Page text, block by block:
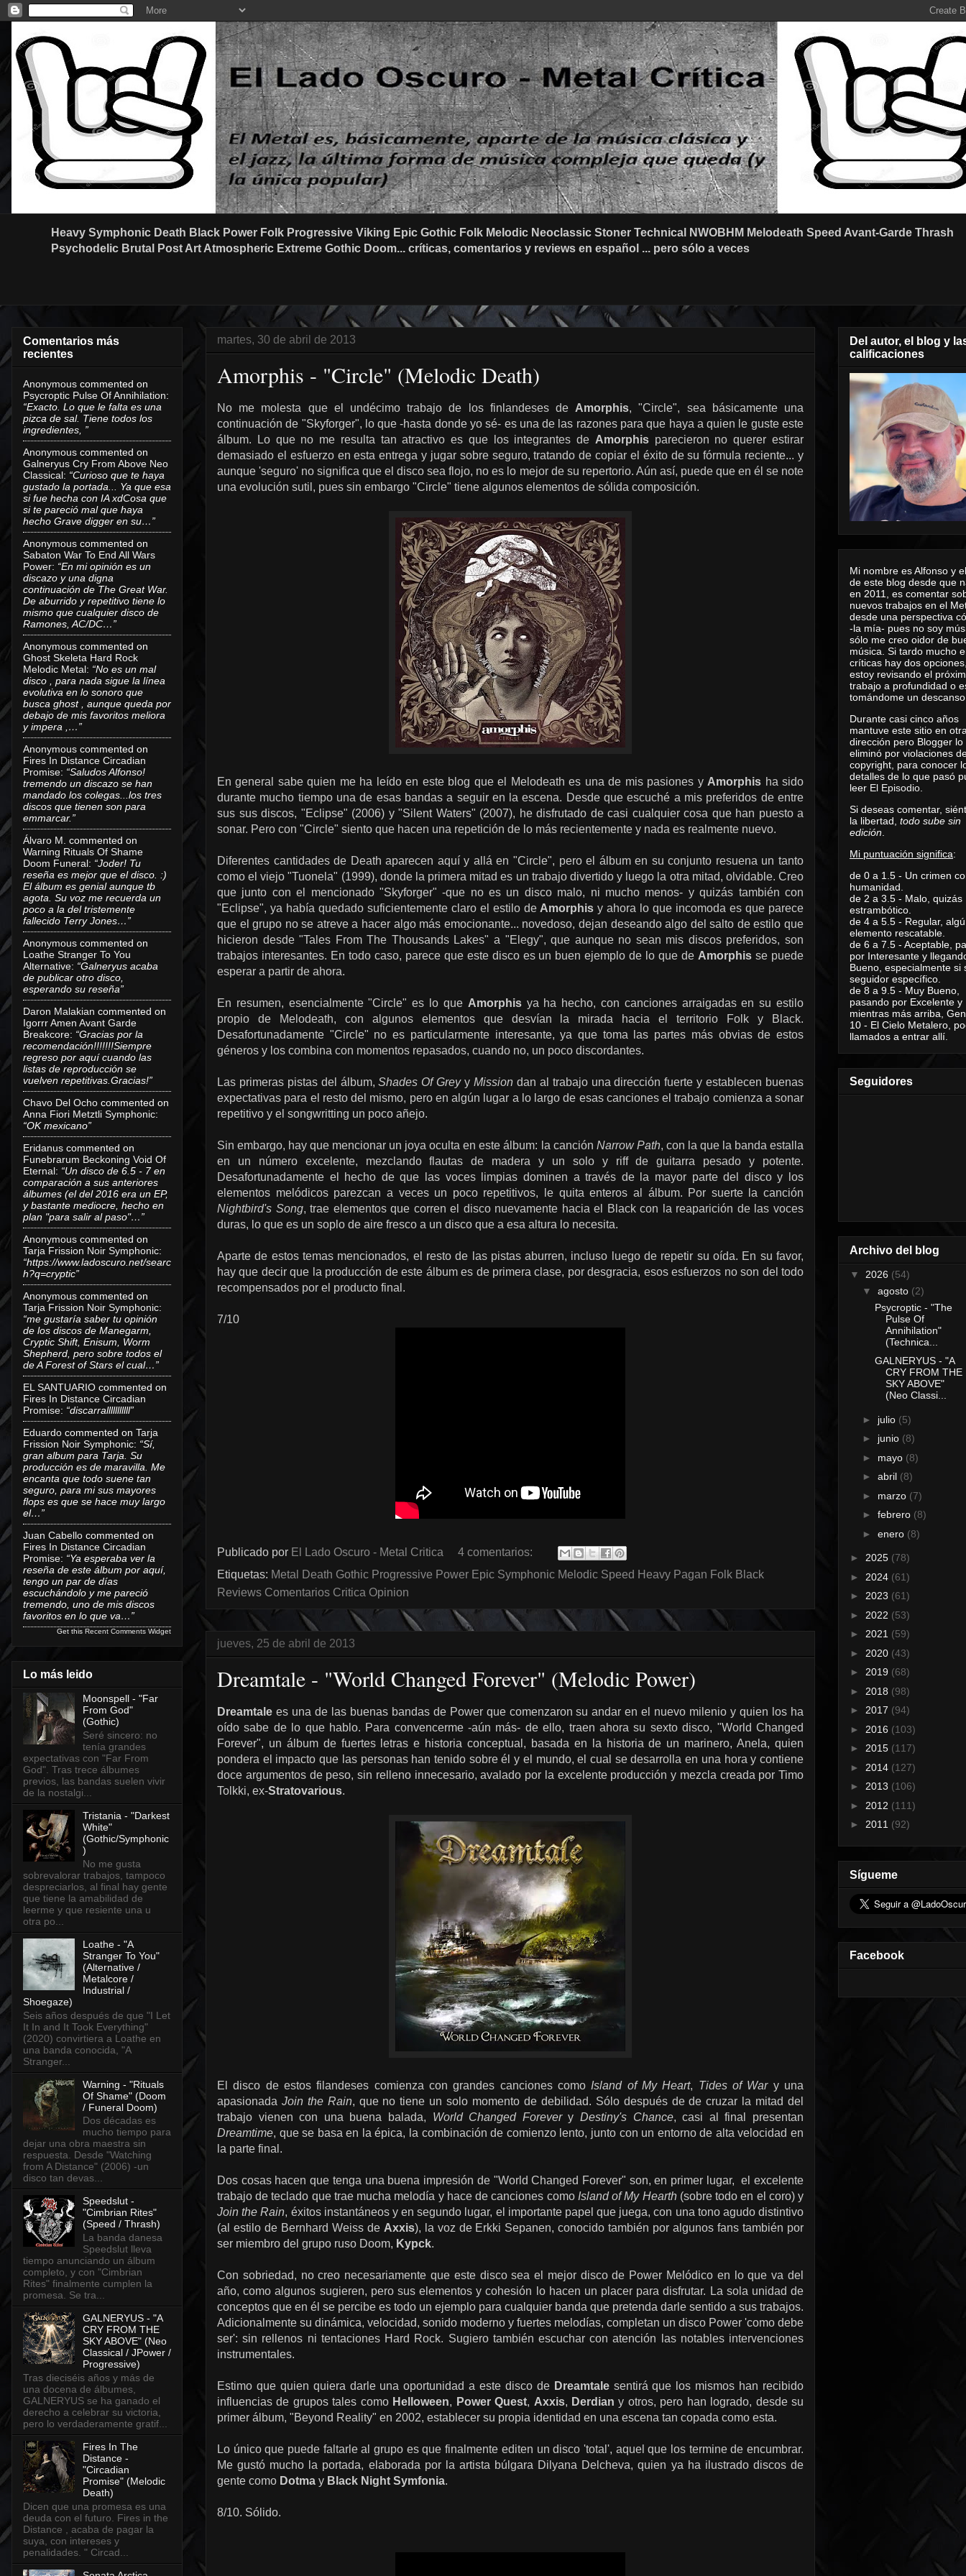
Heavy Symphonic Death Black Power Folk Progressive Viking Epic Gothic Folk Melodic Neoclassic Stoner Technical NWOBHM Melodeath Speed Avant-Garde Thrash
Psychodelic Brutal Post Art Atmospheric Extreme Gothic Doom... críticas, comentarios y reviews en español ... pero sólo a veces
martes, 30 de abril de 2013
Amorphis - "Circle" (Melodic Death)
No me molesta que el undécimo trabajo de los finlandeses de Amorphis, "Circle", sea básicamente una
continuación de "Skyforger", lo que -hasta donde yo sé- es una de las razones para que haya a quien le guste este
álbum. Lo que no me resulta tan atractivo es que los integrantes de Amorphisparecieron no querer estirar
demasiado el esfuerzo en esta entrega y jugar sobre seguro, tratando de copiar el éxito de su fórmula reciente... y
aunque 'seguro' no significa que el disco sea flojo, no es lo mejor de su repertorio. Aún así, puede que en él se note
una evolución sutil, pues sin embargo "Circle" tiene algunos elementos de sólida composición.
En general sabe quien me ha leído en este blog que el Melodeath es una de mis pasiones y Amorphis ha sido
durante mucho tiempo una de esas bandas a seguir en la escena. Desde que escuché a mis preferidos de entre
sus sus discos, "Eclipse" (2006) y "Silent Waters" (2007), he disfrutado de casi cualquier cosa que han puesto a
sonar. Pero con "Circle" siento que hacen una repetición de lo más recientemente y nada es realmente nuevo.
Diferentes cantidades de Death aparecen aquí y allá en "Circle", pero el álbum en su conjunto resuena un tanto
como el viejo "Tuonela" (1999), donde la primera mitad es un trabajo divertido y luego la otra mitad, olvidable. Creo
que junto con el mencionado "Skyforger" -que no es un disco malo, ni mucho menos- y quizás también con
"Eclipse", ya había quedado suficientemente claro el estilo de Amorphis y ahora lo que incomoda es que parece
que el grupo no se atreve a hacer algo más emocionante... novedoso, dejan deseando algo del salto de estilo que
hicieron desde "Tales From The Thousands Lakes" a "Elegy", que aunque no sean mis discos preferidos, son
trabajos interesantes. En todo caso, parece que este disco es un buen ejemplo de lo que de Amorphis se puede
esperar a partir de ahora.
En resumen, esencialmente "Circle" es lo que Amorphisya ha hecho, con canciones arraigadas en su estilo
propio de Melodeath, con algunos elementos que desvían la mirada hacia el territorio Folk y Black.
Desafortunadamente "Circle" no es particularmente interesante, ya que toma las partes más obvias de estos
géneros y los combina con momentos repasados, cuando no, un poco discordantes.
Las primeras pistas del álbum,Shades Of GreyyMission dan al trabajo una dirección fuerte y establecen buenas
expectativas para el resto del mismo, pero en algún lugar a lo largo de esas canciones el trabajo comienza a sonar
repetitivo y el songwritting un poco añejo.
Sin embargo, hay que mencionar un joya oculta en este álbum: la canción Narrow Path, con la que la banda estalla
en un número excelente, mezclando flautas de madera y un solo y riff de guitarra pesado y potente.
Desafortunadamente el hecho de que las voces limpias dominen a través de la mayor parte del disco y los
elementos melódicos parezcan a veces un poco repetitivos, le quita enteros al álbum. Por suerte la canción
Nightbird's Song, trae elementos que corren el disco nuevamente hacia el Black con la reaparición de las voces
duras, lo que es un soplo de aire fresco a un disco que a esa altura lo necesita.
Aparte de estos temas mencionados, el resto de las pistas aburren, incluso luego de repetir su oída. En su favor,
hay que decir que la producción de este álbum es de primera clase, por desgracia, esos esfuerzos no son del todo
recompensados por el producto final.
7/10
Publicado por El Lado Oscuro - Metal Critica
4 comentarios:
Etiquetas: Metal Death Gothic Progressive Power Epic Symphonic Melodic Speed Heavy Pagan Folk Black
Reviews Comentarios Critica Opinion
jueves, 25 de abril de 2013
Dreamtale - "World Changed Forever" (Melodic Power)
Dreamtale es una de las buenas bandas de Power que comenzaron su andar en el nuevo milenio y quien los ha
oído sabe de lo que hablo. Para convencerme -aún más- de ello, traen ahora su sexto disco, "World Changed
Forever", un álbum de fuertes letras e historia conceptual, basada en la historia de un marinero, Anela, quien
pondera el impacto que las personas han tenido sobre él y el mundo, el cual se desarrolla en una hora y contiene
doce argumentos de peso, sin relleno innecesario, avalado por la excelente producción y mezcla creada por Timo
Tolkki, ex-Stratovarious.
El disco de estos filandeses comienza con grandes canciones como Island of My Heart, Tides of Wary una
apasionada Join the Rain, que no tiene un solo momento de debilidad. Sólo después de de cruzar la mitad del
trabajo vienen con una buena balada, World Changed ForeveryDestiny's Chance, casi al final presentan
Dreamtime, que se basa en la épica, la combinación de comienzo lento, junto con un entorno de alta velocidad en
la parte final.
Dos cosas hacen que tenga una buena impresión de "World Changed Forever" son, en primer lugar, el excelente
trabajo de teclado que trae mucha melodía y hace de canciones como Island of My Hearth(sobre todo en el coro) y
Join the Rain, éxitos instantáneos y en segundo lugar, el importante papel que juega, con una tono agudo distintivo
(al estilo de Bernhard Weiss de Axxis), la voz de Erkki Sepanen, conocido también por algunos fans también por
ser miembro del grupo ruso Doom, Kypck.
Con sobriedad, no creo necesariamente que este disco sea el mejor disco de Power Melódico en lo que va del
año, como algunos sugieren, pero sus elementos y cohesión lo hacen un placer para disfrutar. La sola unidad de
conceptos que en él se percibe es todo un ejemplo para cualquier banda que pretenda darle sentido a sus trabajos.
Adicionalmente su dinámica, velocidad, sonido moderno y fuertes melodías, completan un disco Power 'como debe
ser': sin rellenos ni tentaciones Hard Rock. Sugiero también escuchar con atención las notables intervenciones
instrumentales.
Estimo que quien quiera darle una oportunidad a este disco de Dreamtalesentirá que los mismos han recibido
influencias de grupos tales como Helloween, Power Quest, Axxis, Derdian y otros, pero han logrado, desde su
primer álbum, "Beyond Reality" en 2002, establecer su propia identidad en una escena tan copada como esta.
Lo único que puede faltarle al grupo es que finalmente editen un disco 'total', aquel que los termine de encumbrar.
Me gustó mucho la portada, elaborada por la artista búlgara Dilyana Delcheva, quien ya ha ilustrado discos de
gente como Dotma y Black Night Symfonia.
8/10. Sólido.
Comentarios más
recientes
Anonymous commented on
Psycroptic Pulse Of Annihilation:
“Exacto. Lo que le falta es una
pizca de sal. Tiene todos los
ingredientes, ”
Anonymous commented on
Galneryus Cry From Above Neo
Classical: “Curioso que te haya
gustado la portada... Ya que esa
si fue hecha con IA xdCosa que
si te pareció mal que haya
hecho Grave digger en su…”
Anonymous commented on
Sabaton War To End All Wars
Power: “En mi opinión es un
discazo y una digna
continuación de The Great War.
De aburrido y repetitivo tiene lo
mismo que cualquier disco de
Ramones, AC/DC…”
Anonymous commented on
Ghost Skeleta Hard Rock
Melodic Metal: “No es un mal
disco , para nada sigue la línea
evolutiva en lo sonoro que
busca ghost , aunque queda por
debajo de mis favoritos meliora
y impera ,…”
Anonymous commented on
Fires In Distance Circadian
Promise: “Saludos Alfonso!
tremendo un discazo se han
mandado los colegas...los tres
discos que tienen son para
emmarcar.”
Álvaro M. commented on
Warning Rituals Of Shame
Doom Funeral: “Joder! Tu
reseña es mejor que el disco. :)
El álbum es genial aunque tb
agota. Su voz me recuerda un
poco a la del tristemente
fallecido Terry Jones…”
Anonymous commented on
Loathe Stranger To You
Alternative: “Galneryus acaba
de publicar otro disco,
esperando su reseña”
Daron Malakian commented on
Igorrr Amen Avant Garde
Breakcore: “Gracias por la
recomendación!!!!!!!Siempre
regreso por aquí cuando las
listas de reproducción se
vuelven repetitivas.Gracias!”
Chavo Del Ocho commented on
Anna Fiori Metztli Symphonic:
“OK mexicano”
Eridanus commented on
Funebrarum Beckoning Void Of
Eternal: “Un disco de 6.5 - 7 en
comparación a sus anteriores
álbumes (el del 2016 era un EP,
y bastante mediocre, hecho en
plan "para salir al paso"…”
Anonymous commented on
Tarja Frission Noir Symphonic:
“https://www.ladoscuro.net/searc
h?q=cryptic”
Anonymous commented on
Tarja Frission Noir Symphonic:
“me gustaría saber tu opinión
de los discos de Manegarm,
Cryptic Shift, Enisum, Worm
Shepherd, pero sobre todos el
de A Forest of Stars el cual…”
EL SANTUARIO commented on
Fires In Distance Circadian
Promise: “discarralllllllllll”
Eduardo commented on Tarja
Frission Noir Symphonic: “Sí,
gran album para Tarja. Su
producción es de maravilla. Me
encanta que todo suene tan
seguro, para mi sus mayores
flops es que se hace muy largo
el…”
Juan Cabello commented on
Fires In Distance Circadian
Promise: “Ya esperaba ver la
reseña de este álbum por aquí,
tengo un par de días
escuchándolo y me pareció
tremendo, uno de mis discos
favoritos en lo que va…”
Get this Recent Comments Widget
Lo más leido
Moonspell - "Far
From God"
(Gothic)
Seré sincero: no
tenía grandes
expectativas con "Far From
God". Tras trece álbumes
previos, las bandas suelen vivir
de la nostalgi...
Tristania - "Darkest
White"
(Gothic/Symphonic
)
No me gusta
sobrevalorar trabajos, tampoco
despreciarlos, al final hay gente
que tiene la amabilidad de
leerme y que resiente una u
otra po...
Loathe - "A
Stranger To You"
(Alternative /
Metalcore /
Industrial /
Shoegaze)
Seis años después de que "I Let
It In and It Took Everything"
(2020) convirtiera a Loathe en
una banda conocida, "A
Stranger...
Warning - "Rituals
Of Shame" (Doom
/ Funeral Doom)
Dos décadas es
mucho tiempo para
dejar una obra maestra sin
respuesta. Desde "Watching
from A Distance" (2006) -un
disco tan devas...
Speedslut -
"Cimbrian Rites"
(Speed / Thrash)
La banda danesa
Speedslut lleva
tiempo anunciando un álbum
completo, y con "Cimbrian
Rites" finalmente cumplen la
promesa. Se tra...
GALNERYUS - "A
CRY FROM THE
SKY ABOVE" (Neo
Classical / JPower /
Progressive)
Tras dieciséis años y más de
una docena de álbumes,
GALNERYUS se ha ganado el
derecho a celebrar su victoria,
pero lo verdaderamente gratif...
Fires In The
Distance -
"Circadian
Promise" (Melodic
Death)
Dicen que una promesa es una
deuda con el futuro. Fires in the
Distance , acaba de pagar la
suya, con intereses y
penalidades. " Circad...
Del autor, el blog y
calificaciones
Mi nombre es Alfonso y
de este blog desde que
en 2011, es comentar
nuevos trabajos en el
desde una perspectiva
-la mía- pues no soy
sólo me creo oidor de
música. Si tardo mucho
críticas hay dos
estoy revisando el
trabajo a profundidad o
tomándome un
Durante casi cinco años
mantuve este sitio en
dirección pero Blogger lo
eliminó por violaciones
copyright, para conocer
detalles de lo que pasó
leer El Episodio
Si deseas comentar,
la libertad, todo sube sin
edición
Mi puntuación significa:
de 0 a 1.5 - Un crimen
humanidad.
de 2 a 3.5 - Malo, quizás
estrambótico.
de 4 a 5.5 - Regular,
elemento rescatable.
de 6 a 7.5 - Aceptable,
por Interesante y
Bueno, especialmente si
seguidor específico.
de 8 a 9.5 - Muy Bueno,
pasando por Excelente y
mientras más arriba,
10 - El Cielo Metalero,
llamados a entrar allí.
Seguidores
Archivo del blog
▼ 2026 (54)
▼ agosto (2)
Psycroptic - "The
Pulse Of
Annihilation"
(Technica...
GALNERYUS - "A
CRY FROM THE
SKY ABOVE"
(Neo Classi...
► julio (5)
► junio (8)
► mayo (8)
► abril (8)
► marzo (7)
► febrero (8)
► enero (8)
► 2025 (78)
► 2024 (61)
► 2023 (61)
► 2022 (53)
► 2021 (59)
► 2020 (43)
► 2019 (68)
► 2018 (98)
► 2017 (94)
► 2016 (103)
► 2015 (117)
► 2014 (127)
► 2013 (106)
► 2012 (111)
► 2011 (92)
Sígueme
Facebook